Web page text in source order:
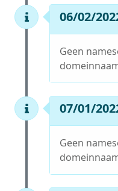
06/02/
Geen
07/01/
Geen